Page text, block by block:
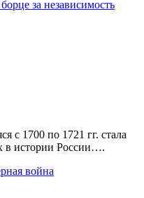
за независимость
с 1700 по 1721 гг. стала
в истории России….
война